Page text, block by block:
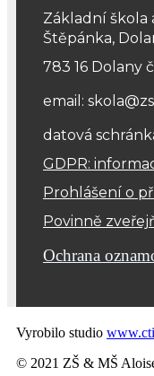
Základní škola
Štěpánka,
783 16 Dolany
email:
datová
GDPR:
Prohlášení o
Povinně
Ochrana
Vyrobilo studio
© 2021 ZŠ & MŠ